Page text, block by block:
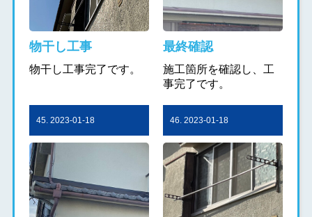
物干し工事
物干し工事完了です。
最終確認
施工箇所を確認し、工
事完了です。
45. 2023-01-18 46. 2023-01-18